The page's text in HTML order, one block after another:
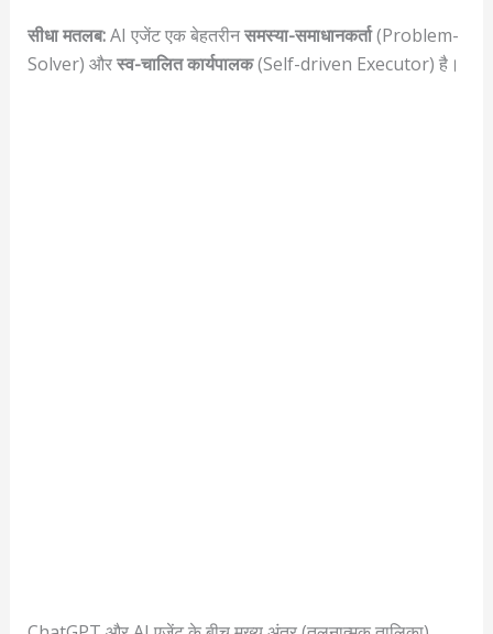
सीधा मतलब:AI एजेंट एक बेहतरीनसमस्या-समाधानकर्ता(Problem-
Solver) औरस्व-चालित कार्यपालक(Self-driven Executor) है।